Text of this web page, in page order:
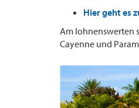
Hier geht es
Am lohnenswerten
Cayenne und